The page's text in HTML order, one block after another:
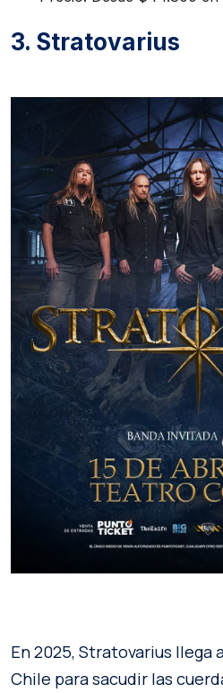
3. Stratovarius
En 2025, Stratovarius llega
Chile para sacudir las